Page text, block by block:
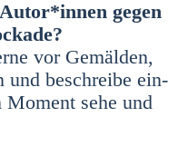
gegen
vor Gemäl­den,
und beschrei­be ein­
sehe und